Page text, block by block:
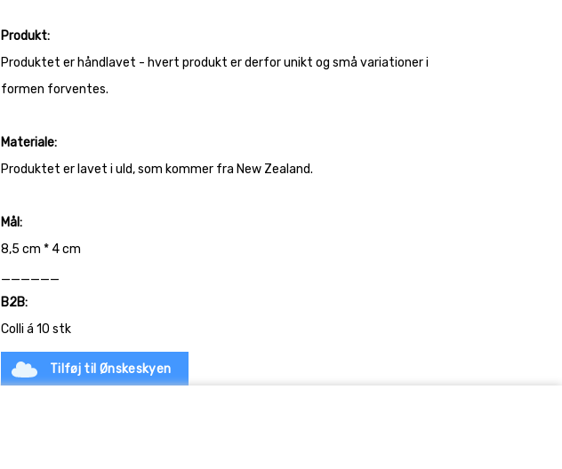
Produkt:
Produktet er håndlavet - hvert produkt er derfor unikt og små variationer i
formen forventes.
Materiale:
Produktet er lavet i uld, som kommer fra New Zealand.
Mål:
8,5 cm * 4 cm
______
B2B:
Colli á 10 stk
Tilføj til Ønskeskyen